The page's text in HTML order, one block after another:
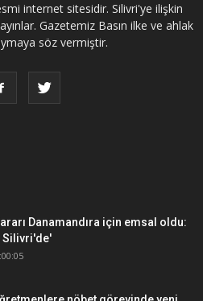
internet sitesidir. Silivri'ye ilişkin
Gazetemiz Basın ilke ve ahlak
söz vermiştir.
Danamandıra için emsal oldu:
Silivri'de'